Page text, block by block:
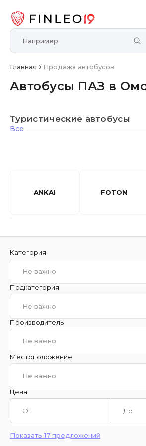
Главная Продажа автобусов
Автобусы ПАЗ в
Туристические автобусы
Все
ANKAI FOTON
Категория
Не важно
Подкатегория
Не важно
Производитель
Не важно
Местоположение
Не важно
Цена
Показать 17 предложений